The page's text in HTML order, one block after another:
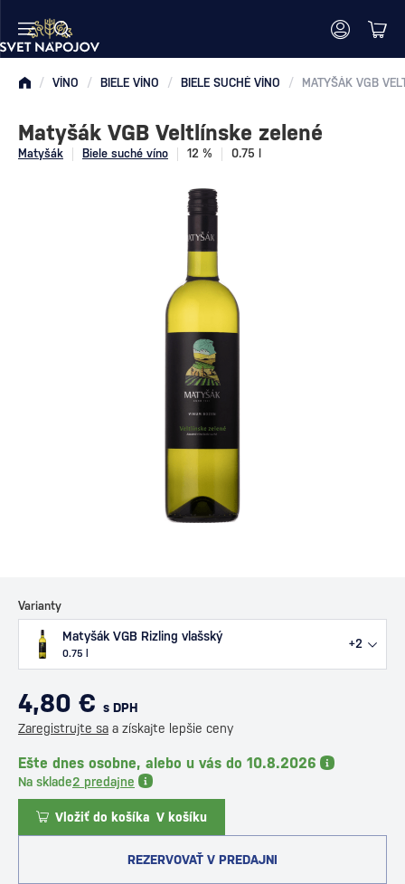
/ VÍNO / BIELE VÍNO / BIELE SUCHÉ VÍNO / MATYŠÁK VGB
Matyšák Biele suché víno 12 % 0.75 l
Matyšák VGB Veltlínske zelené
Varianty
Matyšák VGB Rizling vlašský
0.75 l
+2
4,80 € s DPH
Zaregistrujte sa a získajte lepšie ceny
Ešte dnes osobne, alebo u vás do 10.8.2026
Na sklade2 predajne
Vložiť do košíka V košíku
REZERVOVAŤ V PREDAJNI